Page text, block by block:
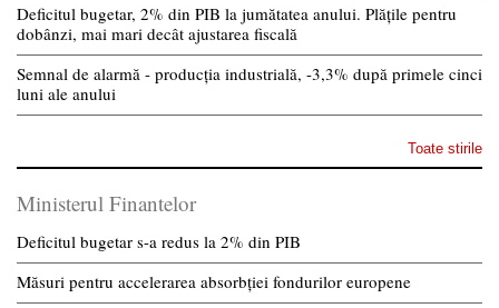
Deficitul bugetar, 2% din PIB la jumătatea anului. Plățile pentru
dobânzi, mai mari decât ajustarea fiscală
Semnal de alarmă - producția industrială, -3,3% după primele cinci
luni ale anului
Toate stirile
Ministerul Finantelor
Deficitul bugetar s-a redus la 2% din PIB
Măsuri pentru accelerarea absorbției fondurilor europene